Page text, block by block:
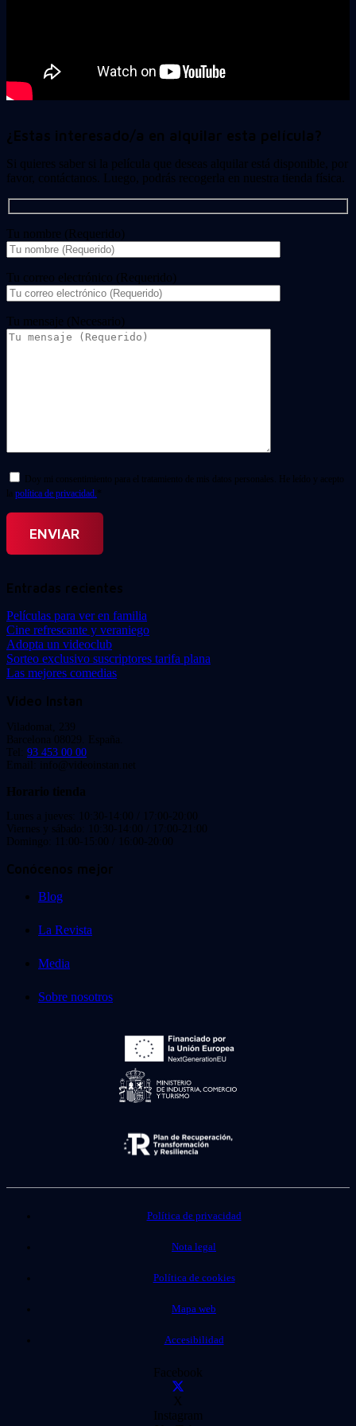
¿Estas interesado/a en alquilar esta película?
Si quieres saber si la película que deseas alquilar está disponible, por
favor, contáctanos. Luego, podrás recogerla en nuestra tienda física.
Tu nombre (Requerido)
Tu correo electrónico (Requerido)
Tu mensaje (Necesario)
Doy mi consentimiento para el tratamiento de mis datos personales. He leído y acepto
la política de privacidad. *
Entradas recientes
Películas para ver en familia
Cine refrescante y veraniego
Adopta un videoclub
Sorteo exclusivo suscriptores tarifa plana
Las mejores comedias
Video Instan
Viladomat, 239
Barcelona 08029. España.
Tel: 93 453 00 00
Email: info@videoinstan.net
Horario tienda
Lunes a jueves: 10:30-14:00 / 17:00-20:00
Viernes y sábado: 10:30-14:00 / 17:00-21:00
Domingo: 11:00-15:00 / 16:00-20:00
Conócenos mejor
Blog
La Revista
Media
Sobre nosotros
Política de privacidad
Nota legal
Política de cookies
Mapa web
Accesibilidad
Facebook
X
Instagram